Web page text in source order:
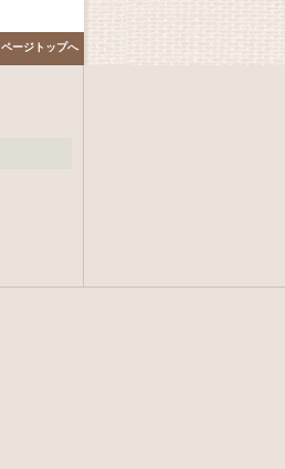
ページトップへ